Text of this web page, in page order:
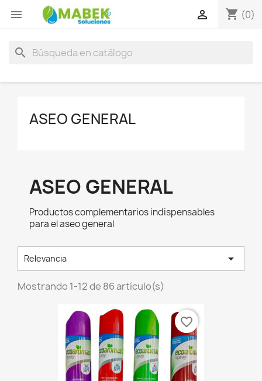
 shopping_cart (0)

search
ASEO GENERAL
ASEO GENERAL
Productos complementarios indispensables
para el aseo general
Relevancia 
Mostrando 1-12 de 86 artículo(s)
favorite_border